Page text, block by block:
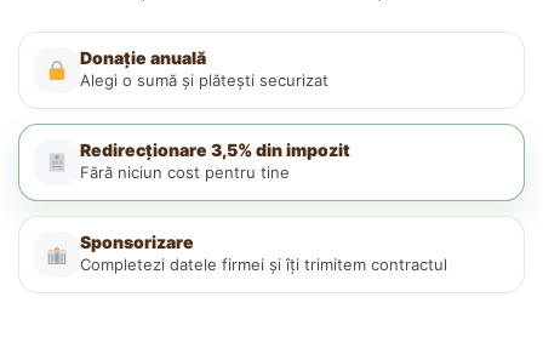
Donație anuală
Alegi o sumă și plătești securizat
Redirecționare 3,5% din impozit
Fără niciun cost pentru tine
Sponsorizare
Completezi datele firmei și îți trimitem contractul